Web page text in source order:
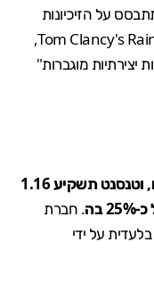
על הזיכיונות
Tom Clancy's
,
יצירתיות מוגברות"
חברת הבת מוערכת בכ-4 מיליארד אירו, וטנסנט תשקיע 1.16
בה
. חברת
על ידי